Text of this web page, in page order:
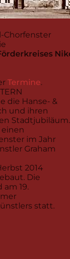
Chorfenster
Termine.
die Hanse- &
und ihren
Stadtjubiläum.
im Jahr
Graham
2014
Die
19.
statt.